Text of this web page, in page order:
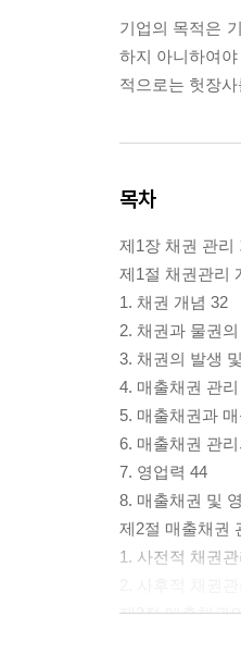
기업의 목적은
하지 아니하여
적으로는 헛장
목차
제1장 채권 관리
제1절 채권관리
1. 채권 개념 32
2. 채권과 물권
3. 채권의 발생
4. 매출채권 관
5. 매출채권과
6. 매출채권 관
7. 영업력 44
8. 매출채권 및
제2절 매출채권
1. 사전적 채권
제3절 매출채권